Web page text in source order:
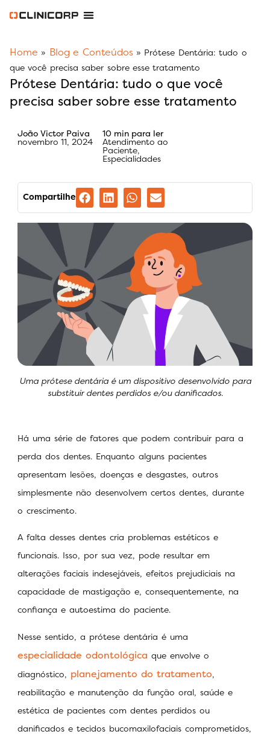
Home » Blog e Conteúdos» Prótese Dentária: tudo o
que você precisa saber sobre esse tratamento
Prótese Dentária: tudo o que você
precisa saber sobre esse tratamento
João Victor Paiva
novembro 11, 2024
10 min para ler
Atendimento ao
Paciente,
Especialidades
Compartilhe
Uma prótese dentária é um dispositivo desenvolvido para
substituir dentes perdidos e/ou danificados.
Há uma série de fatores que podem contribuir para a
perda dos dentes. Enquanto alguns pacientes
apresentam lesões, doenças e desgastes, outros
simplesmente não desenvolvem certos dentes, durante
o crescimento.
A falta desses dentes cria problemas estéticos e
funcionais. Isso, por sua vez, pode resultar em
alterações faciais indesejáveis, efeitos prejudiciais na
capacidade de mastigação e, consequentemente, na
confiança e autoestima do paciente.
Nesse sentido, a prótese dentária é uma
especialidade odontológica que envolve o
diagnóstico, planejamento do tratamento,
reabilitação e manutenção da função oral, saúde e
estética de pacientes com dentes perdidos ou
danificados e tecidos bucomaxilofaciais comprometidos,